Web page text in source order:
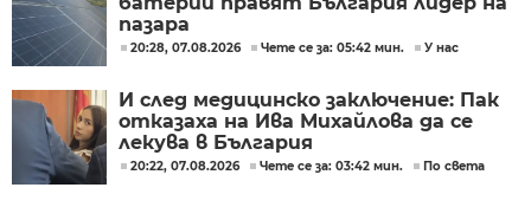
пазара
20:28, 07.08.2026 Чете се за: 05:42 мин. У нас
И след медицинско заключение: Пак
отказаха на Ива Михайлова да се
лекува в България
20:22, 07.08.2026 Чете се за: 03:42 мин. По света